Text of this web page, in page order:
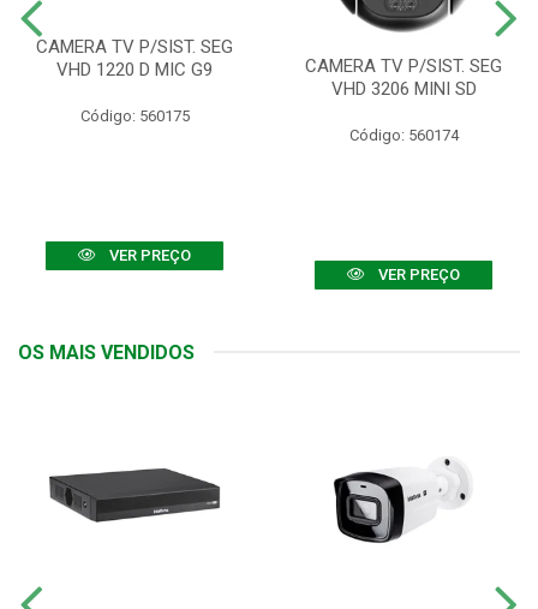
CAMERA TV P/SIST. SEG
VHD 1220 D MIC G9
Código: 560175
VER PREÇO
CAMERA TV P/SIST. SEG
VHD 3206 MINI SD
Código: 560174
VER PREÇO
OS MAIS VENDIDOS